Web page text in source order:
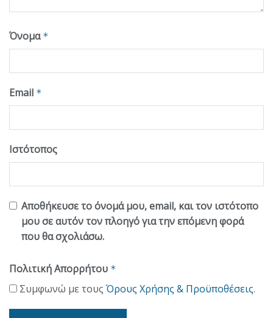
Όνομα *
Email *
Ιστότοπος
Αποθήκευσε το όνομά μου, email, και τον ιστότοπο
μου σε αυτόν τον πλοηγό για την επόμενη φορά
που θα σχολιάσω.
Πολιτική Απορρήτου *
Συμφωνώ με τους Όρους Χρήσης & Προϋποθέσεις.